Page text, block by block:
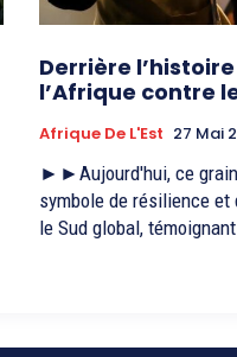
Derrière
l’Afrique contre
Afrique De L'Est 27 Mai
►►Aujourd'hui, ce grain
symbole de résilience
le Sud global,